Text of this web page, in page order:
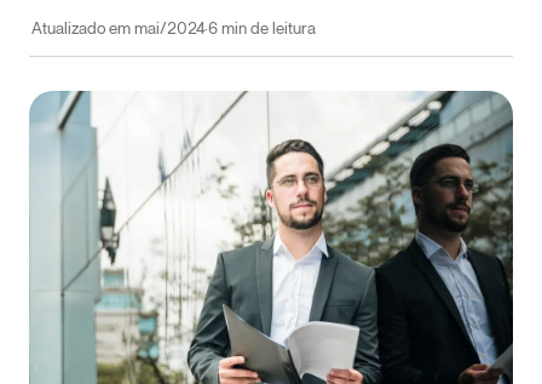
Atualizado emmai/2024·6min de leitura